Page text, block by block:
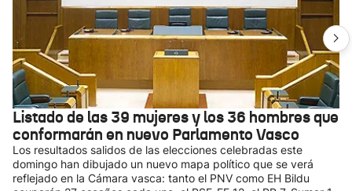
Listado de las 39 mujeres y los 36 hombres que
conformarán en nuevo Parlamento Vasco
Los resultados salidos de las elecciones celebradas este
domingo han dibujado un nuevo mapa político que se verá
reflejado en la Cámara vasca: tanto el PNV como EH Bildu